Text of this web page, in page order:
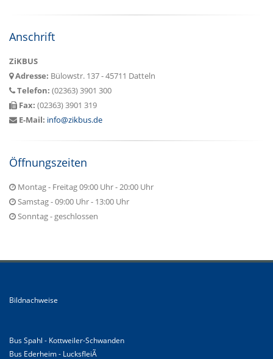
Anschrift
ZiKBUS
Adresse: Bülowstr. 137 - 45711 Datteln
Telefon: (02363) 3901 300
Fax: (02363) 3901 319
E-Mail: info@zikbus.de
Öffnungszeiten
Montag - Freitag 09:00 Uhr - 20:00 Uhr
Samstag - 09:00 Uhr - 13:00 Uhr
Sonntag - geschlossen
Bildnachweise
Bus Spahl - Kottweiler-Schwanden
Bus Ederheim - LucksfleiÃ